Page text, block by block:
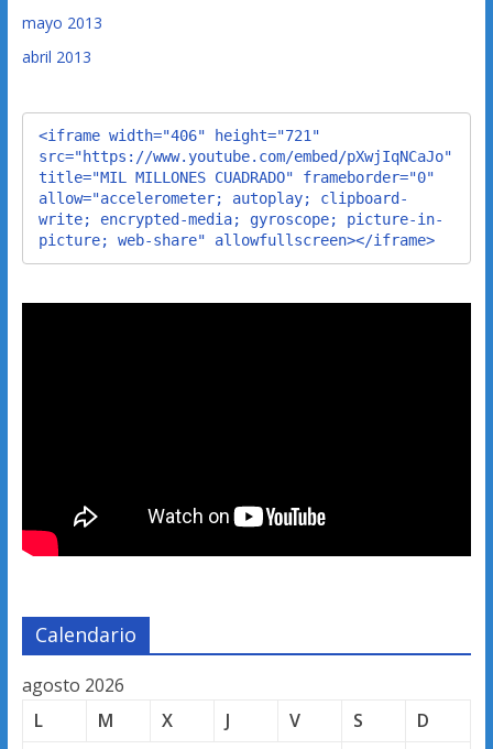
mayo 2013
abril 2013
<iframe width="406" height="721"
src="https://www.youtube.com/embed/pXwjIqNCaJo"
title="MIL MILLONES CUADRADO" frameborder="0"
allow="accelerometer; autoplay; clipboard-
write; encrypted-media; gyroscope; picture-in-
picture; web-share" allowfullscreen></iframe>
Calendario
agosto 2026
L
M X J V S D